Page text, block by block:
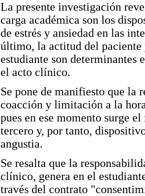
La presente investigación
carga académica son los
de estrés y ansiedad en las
último, la actitud del paciente
estudiante son determinantes
el acto clínico.
Se pone de manifiesto que la
coacción y limitación a la
pues en ese momento surge
tercero y, por tanto,
angustia.
Se resalta que la
clínico, genera en el
través del contrato